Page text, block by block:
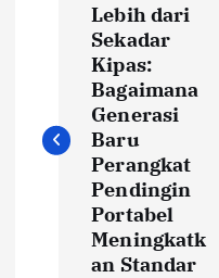
t
Lebih dari
Sekadar
Kipas:
Bagaimana
Generasi
Baru
Perangkat
Pendingin
Portabel
Meningkatk
an Standar